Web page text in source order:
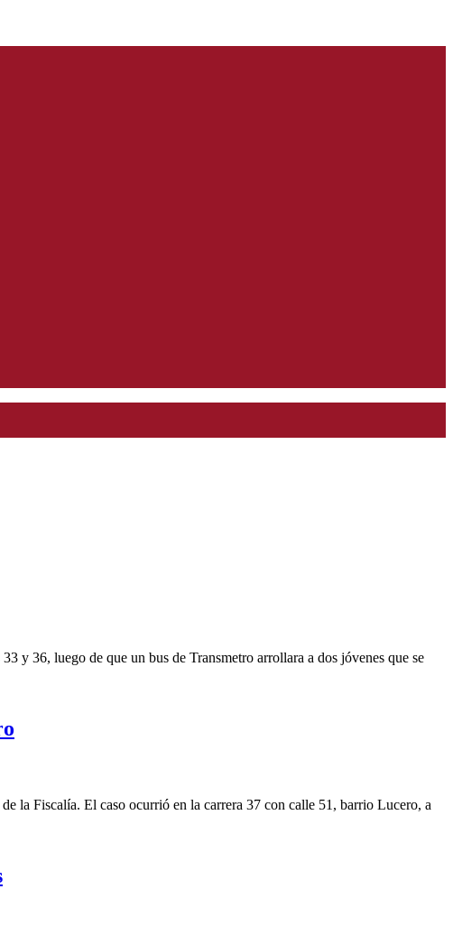
y 36, luego de que un bus de Transmetro arrollara a dos jóvenes que se
la Fiscalía. El caso ocurrió en la carrera 37 con calle 51, barrio Lucero, a